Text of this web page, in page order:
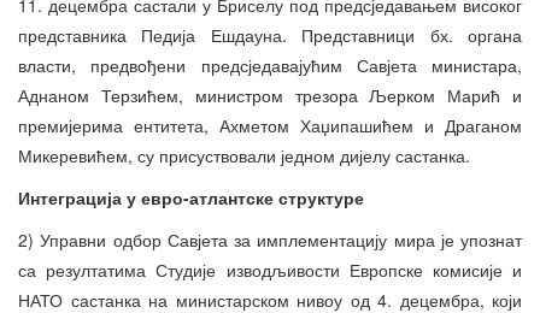
представника Педија Ешдауна. Представници бх. органа
власти, предвођени предсједавајућим Савјета министара,
Аднаном Терзићем, министром трезора Љерком Марић и
премијерима ентитета, Ахметом Хаџипашићем и Драганом
Микеревићем, су присуствовали једном дијелу састанка.
Интеграција у евро-атлантске структуре
2) Управни одбор Савјета за имплементацију мира је упознат
са резултатима Студије изводљивости Европске комисије и
НАТО састанка на министарском нивоу од 4. децембра, који